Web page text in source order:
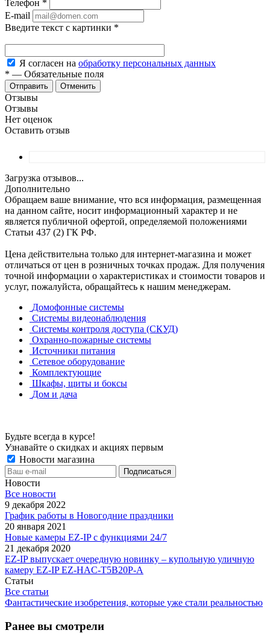
Телефон *
E-mail
Введите текст с картинки *
Я согласен на обработку персональных данных
* — Обязательные поля
Отменить
Отзывы
Отзывы
Нет оценок
Оставить отзыв
Загрузка отзывов...
Дополнительно
Обращаем ваше внимание, что вся информация, размещенная
на данном сайте, носит информационный характер и не
является публичной офертой, определяемой положениями
Статьи 437 (2) ГК РФ.
Цена действительна только для интернет-магазина и может
отличаться от цен в розничных точках продаж. Для получения
точной информации о характеристиках и стоимости товаров и
услуг, пожалуйста, обращайтесь к нашим менеджерам.
Домофонные системы
Системы видеонаблюдения
Системы контроля доступа (СКУД)
Охранно-пожарные системы
Источники питания
Сетевое оборудование
Комплектующие
Шкафы, щиты и боксы
Дом и дача
Будьте всегда в курсе!
Узнавайте о скидках и акциях первым
Новости магазина
Новости
Все новости
9 декабря 2022
График работы в Новогодние праздники
20 января 2021
Новые камеры EZ-IP с функциями 24/7
21 декабря 2020
EZ-IP выпускает очередную новинку – купольную уличную
камеру EZ-IP EZ-HAC-T5B20P-A
Статьи
Все статьи
Фантастические изобретения, которые уже стали реальностью
Ранее вы смотрели